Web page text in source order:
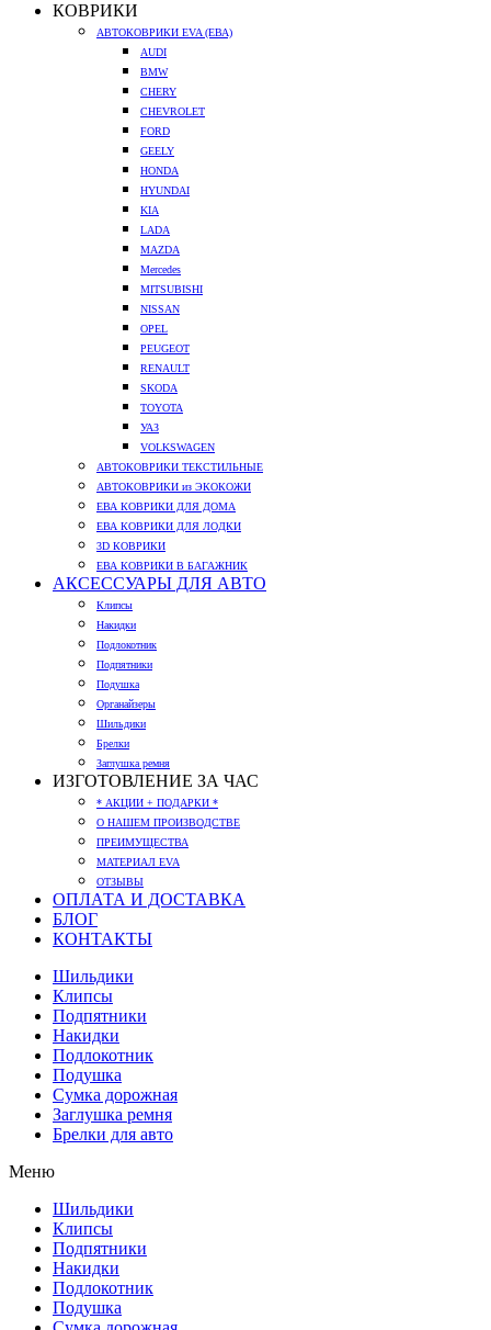
КОВРИКИ
АВТОКОВРИКИ EVA (ЕВА)
AUDI
BMW
CHERY
CHEVROLET
FORD
GEELY
HONDA
HYUNDAI
KIA
LADA
MAZDA
Mercedes
MITSUBISHI
NISSAN
OPEL
PEUGEOT
RENAULT
SKODA
TOYOTA
УАЗ
VOLKSWAGEN
АВТОКОВРИКИ ТЕКСТИЛЬНЫЕ
АВТОКОВРИКИ из ЭКОКОЖИ
ЕВА КОВРИКИ ДЛЯ ДОМА
ЕВА КОВРИКИ ДЛЯ ЛОДКИ
3D КОВРИКИ
ЕВА КОВРИКИ В БАГАЖНИК
АКСЕССУАРЫ ДЛЯ АВТО
Клипсы
Накидки
Подлокотник
Подпятники
Подушка
Органайзеры
Шильдики
Брелки
Заглушка ремня
ИЗГОТОВЛЕНИЕ ЗА ЧАС
* АКЦИИ + ПОДАРКИ *
О НАШЕМ ПРОИЗВОДСТВЕ
ПРЕИМУЩЕСТВА
МАТЕРИАЛ EVA
ОТЗЫВЫ
ОПЛАТА И ДОСТАВКА
БЛОГ
КОНТАКТЫ
Шильдики
Клипсы
Подпятники
Накидки
Подлокотник
Подушка
Сумка дорожная
Заглушка ремня
Брелки для авто
Меню
Шильдики
Клипсы
Подпятники
Накидки
Подлокотник
Подушка